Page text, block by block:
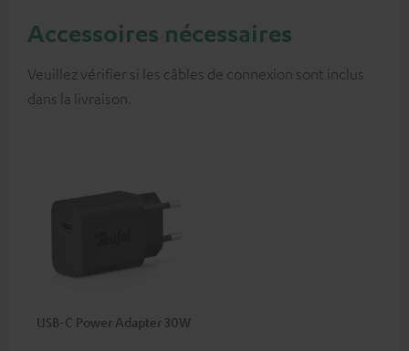
Accessoires nécessaires
Veuillez vérifier si les câbles de connexion sont inclus
dans la livraison.
USB-C Power Adapter 30W